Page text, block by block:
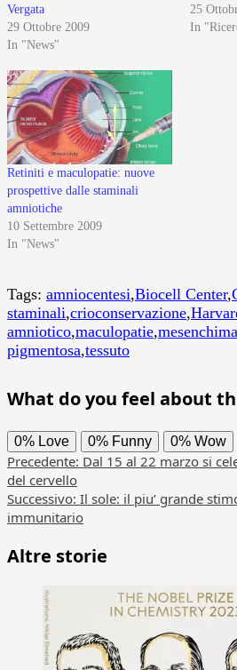
Vergata
29 Ottobre 2009
In "News"
25
In
Retiniti e maculopatie: nuove
prospettive dalle staminali
amniotiche
10 Settembre 2009
In "News"
Tags: amniocentesi,Biocell Center,
staminali,crioconservazione,
amniotico,maculopatie,
pigmentosa,tessuto
What do you feel about
0% Love 0% Funny 0% Wow
Navigazione
articolo
Precedente: Dal 15 al 22 marzo si
del cervello
Successivo: Il sole: il piu’ grande
immunitario
Altre storie